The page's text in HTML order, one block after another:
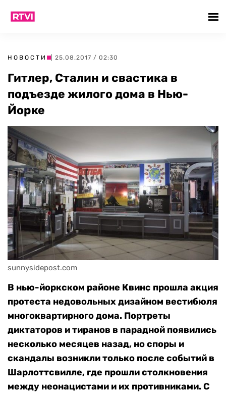
НОВОСТИ | 25.08.2017 / 02:30
Гитлер, Сталин и свастика в
подъезде жилого дома в Нью-
Йорке
sunnysidepost.com
В нью-йоркском районе Квинс прошла акция
протеста недовольных дизайном вестибюля
многоквартирного дома. Портреты
диктаторов и тиранов в парадной появились
несколько месяцев назад, но споры и
скандалы возникли только после событий в
Шарлоттсвилле, где прошли столкновения
между неонацистами и их противниками. C